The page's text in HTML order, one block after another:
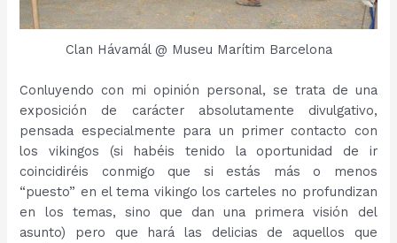
Clan Hávamál @ Museu Marítim Barcelona
Conluyendo con mi opinión personal, se trata de una
exposición de carácter absolutamente divulgativo,
pensada especialmente para un primer contacto con
los vikingos (si habéis tenido la oportunidad de ir
coincidiréis conmigo que si estás más o menos
“puesto” en el tema vikingo los carteles no profundizan
en los temas, sino que dan una primera visión del
asunto) pero que hará las delicias de aquellos que